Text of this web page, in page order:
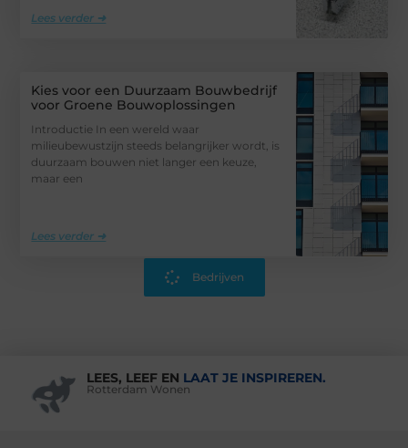
Lees verder ➜
Kies voor een Duurzaam Bouwbedrijf
voor Groene Bouwoplossingen
Introductie In een wereld waar
milieubewustzijn steeds belangrijker wordt, is
duurzaam bouwen niet langer een keuze,
maar een
Lees verder ➜
Bedrijven
LEES, LEEF EN LAAT JE INSPIREREN.
Rotterdam Wonen